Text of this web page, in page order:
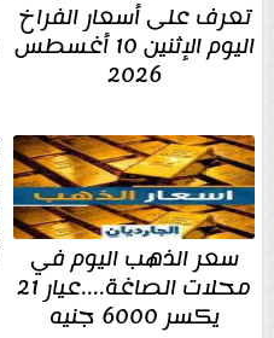
تعرف على أسعار الفراخ
اليوم الإثنين 10 أغسطس
2026
سعر الذهب اليوم في
محلات الصاغة....عيار 21
يكسر 6000 جنيه